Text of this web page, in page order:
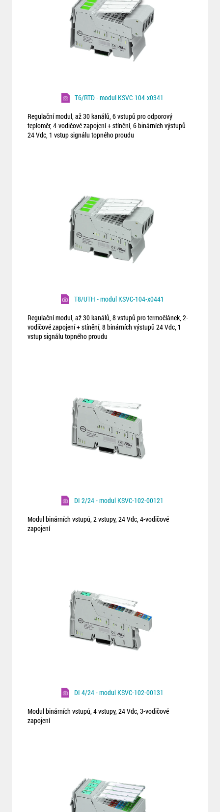
T6/RTD - modul KSVC-104-x0341
Regulační modul, až 30 kanálů, 6 vstupů pro odporový
teploměr, 4-vodičové zapojení + stínění, 6 binárních výstupů
24 Vdc, 1 vstup signálu topného proudu
T8/UTH - modul KSVC-104-x0441
Regulační modul, až 30 kanálů, 8 vstupů pro termočlánek, 2-
vodičové zapojení + stínění, 8 binárních výstupů 24 Vdc, 1
vstup signálu topného proudu
DI 2/24 - modul KSVC-102-00121
Modul binárních vstupů, 2 vstupy, 24 Vdc, 4-vodičové
zapojení
DI 4/24 - modul KSVC-102-00131
Modul binárních vstupů, 4 vstupy, 24 Vdc, 3-vodičové
zapojení